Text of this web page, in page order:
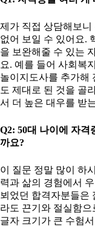
제가 직접 상담해보니
없어 보일 수 있어요.
을 보완해줄 수 있는
요. 예를 들어 사회복
놀이지도사를 추가해
도 제대로 된 것을 골
서 더 높은 대우를 받
Q2: 50대 나이에 자격
까요?
이 질문 정말 많이 하
력과 삶의 경험에서
뵈었던 합격자분들은
라도 끈기와 절실함
글자 크기가 큰 수험